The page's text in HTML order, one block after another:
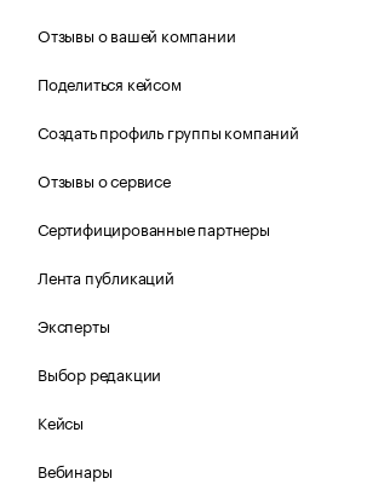
Отзывы о вашей компании
Поделиться кейсом
Создать профиль группы компаний
Отзывы о сервисе
Сертифицированные партнеры
Лента публикаций
Эксперты
Выбор редакции
Кейсы
Вебинары